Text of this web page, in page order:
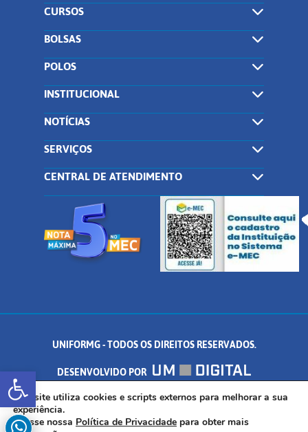
Abrir a barra de ferramentas
CURSOS
BOLSAS
POLOS
INSTITUCIONAL
NOTÍCIAS
SERVIÇOS
CENTRAL DE ATENDIMENTO
UNIFORMG - TODOS OS DIREITOS RESERVADOS.
DESENVOLVIDO POR
AV. DR. ARNALDO DE SENNA, 328 - PALMEIRAS, FORMIGA/MG - CEP:
35.574.530
Este site utiliza cookies e scripts externos para melhorar a sua
experiência.
Acesse nossa Política de Privacidade para obter mais